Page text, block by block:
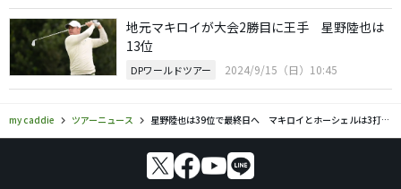
地元マキロイが大会2勝目に王手 星野陸也は
13位
DPワールドツアー 2024/9/15（日）10:45
my caddie ツアーニュース 星野陸也は39位で最終日へ マキロイとホーシェルは3打差2位